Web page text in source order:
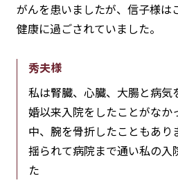
がんを患いましたが、信子様は
健康に過ごされていました。
秀夫様
私は腎臓、心臓、大腸と病気
婚以来入院をしたことがなか
中、腕を骨折したこともあり
揺られて病院まで通い私の入
た